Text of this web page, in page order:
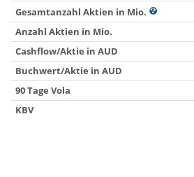
Gesamtanzahl Aktien in Mio.
Anzahl Aktien in Mio.
Cashflow/Aktie in AUD
Buchwert/Aktie in AUD
90 Tage Vola
KBV